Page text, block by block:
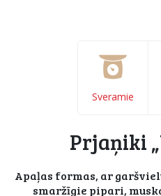
Sveramie
Prjaņiki
Apaļas formas, ar
smaržīgie pipari,